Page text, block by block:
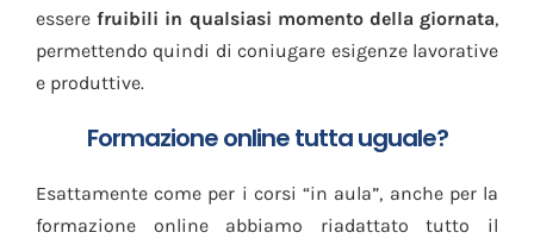
essere fruibili in qualsiasi momento della giornata,
permettendo quindi di coniugare esigenze lavorative
e produttive.
Formazione online tutta uguale?
Esattamente come per i corsi “in aula”, anche per la
formazione online abbiamo riadattato tutto il